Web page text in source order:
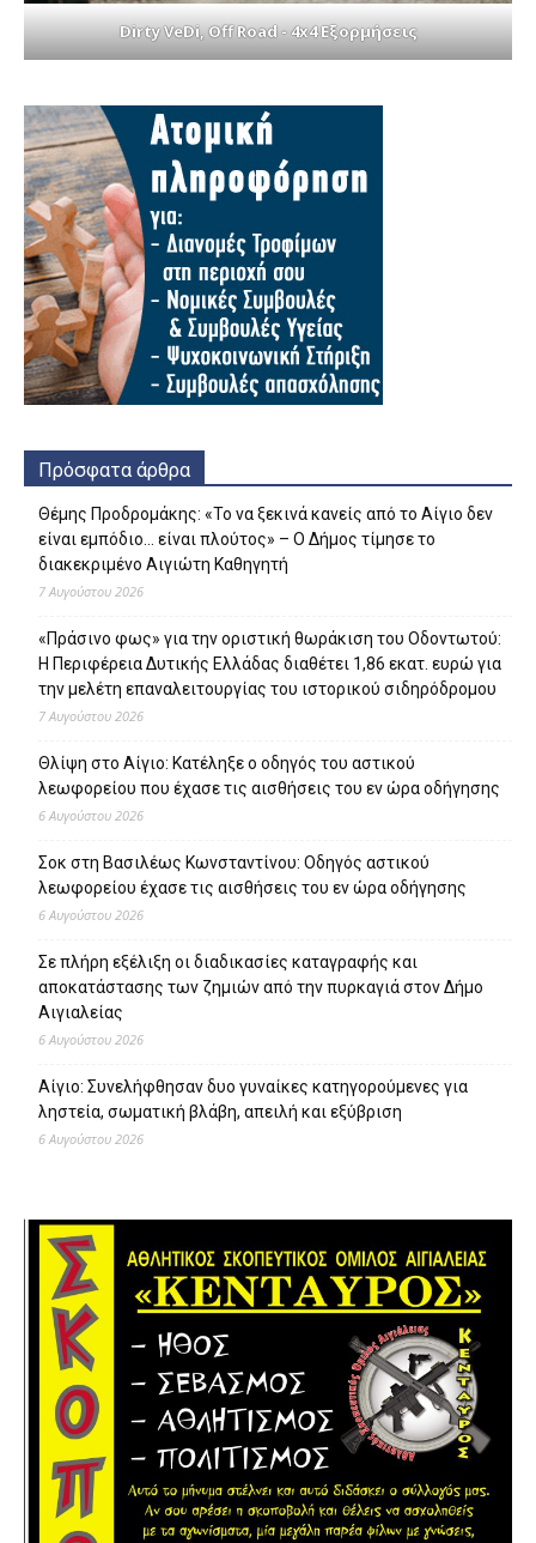
Dirty VeDi, Off Road - 4x4 Εξορμήσεις
Πρόσφατα άρθρα
Θέμης Προδρομάκης: «Το να ξεκινά κανείς από το Αίγιο δεν
είναι εμπόδιο… είναι πλούτος» – O Δήμος τίμησε το
διακεκριμένο Αιγιώτη Καθηγητή
7 Αυγούστου 2026
«Πράσινο φως» για την οριστική θωράκιση του Οδοντωτού:
Η Περιφέρεια Δυτικής Ελλάδας διαθέτει 1,86 εκατ. ευρώ για
την μελέτη επαναλειτουργίας του ιστορικού σιδηρόδρομου
7 Αυγούστου 2026
Θλίψη στο Αίγιο: Κατέληξε ο οδηγός του αστικού
λεωφορείου που έχασε τις αισθήσεις του εν ώρα οδήγησης
6 Αυγούστου 2026
Σοκ στη Βασιλέως Κωνσταντίνου: Οδηγός αστικού
λεωφορείου έχασε τις αισθήσεις του εν ώρα οδήγησης
6 Αυγούστου 2026
Σε πλήρη εξέλιξη οι διαδικασίες καταγραφής και
αποκατάστασης των ζημιών από την πυρκαγιά στον Δήμο
Αιγιαλείας
6 Αυγούστου 2026
Αίγιο: Συνελήφθησαν δυο γυναίκες κατηγορούμενες για
ληστεία, σωματική βλάβη, απειλή και εξύβριση
6 Αυγούστου 2026